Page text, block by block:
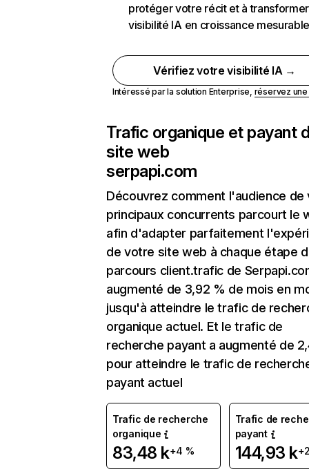
protéger votre récit et à
visibilité IA en croissance
Vérifiez votre visibilité IA →
Intéressé par la solution Enterprise, réservez
Trafic organique et payant
site web
serpapi.com
Découvrez comment l'audience de
principaux concurrents parcourt le
afin d'adapter parfaitement
de votre site web à chaque étape
parcours client.trafic de
augmenté de 3,92 % de mois en
jusqu'à atteindre le trafic de
organique actuel. Et le trafic de
recherche payant a augmenté de
pour atteindre le trafic de
payant actuel
Trafic de recherche
organique
83,48 k+4 %
Trafic de
payant
144,93 k